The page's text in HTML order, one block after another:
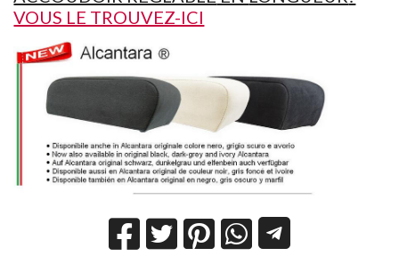
VOUS LE TROUVEZ-ICI